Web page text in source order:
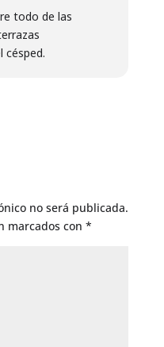
todo de las
césped.
no será publicada.
marcados con *